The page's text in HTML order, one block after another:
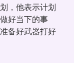
，他表示计划
好当下的事
备好武器打好